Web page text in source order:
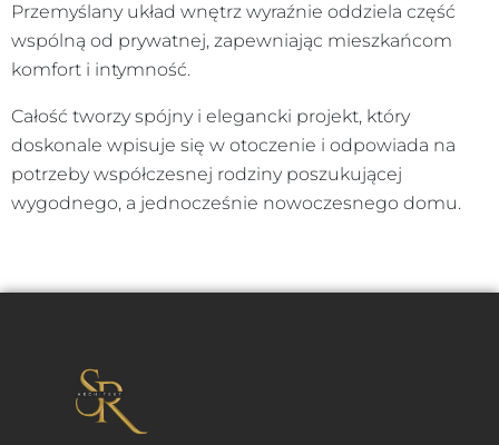
Przemyślany układ wnętrz wyraźnie oddziela część
wspólną od prywatnej, zapewniając mieszkańcom
komfort i intymność.
Całość tworzy spójny i elegancki projekt, który
doskonale wpisuje się w otoczenie i odpowiada na
potrzeby współczesnej rodziny poszukującej
wygodnego, a jednocześnie nowoczesnego domu.